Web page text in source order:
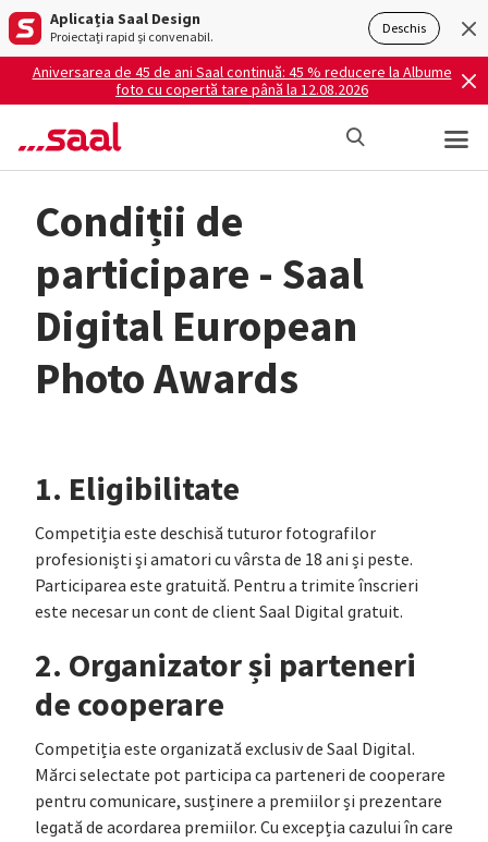
Aplicația Saal Design
Proiectați rapid și convenabil. Deschis
Aniversarea de 45 de ani Saal continuă: 45 % reducere la Albume
foto cu copertă tare până la 12.08.2026
Condiții de
participare - Saal
Digital European
Photo Awards
1. Eligibilitate
Competiția este deschisă tuturor fotografilor
profesioniști și amatori cu vârsta de 18 ani și peste.
Participarea este gratuită. Pentru a trimite înscrieri
este necesar un cont de client Saal Digital gratuit.
2. Organizator și parteneri
de cooperare
Competiția este organizată exclusiv de Saal Digital.
Mărci selectate pot participa ca parteneri de cooperare
pentru comunicare, susținere a premiilor și prezentare
legată de acordarea premiilor. Cu excepția cazului în care